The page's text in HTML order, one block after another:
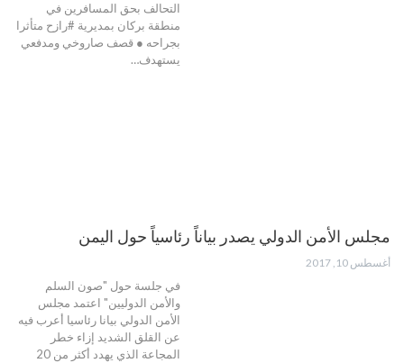
التحالف بحق المسافرين في
منطقة بركان بمديرية #رازح متأثرا
بجراحه ● قصف صاروخي ومدفعي
يستهدف…
مجلس الأمن الدولي يصدر بياناً رئاسياً حول اليمن
أغسطس 10, 2017
في جلسة حول "صون السلم
والأمن الدوليين" اعتمد مجلس
الأمن الدولي بيانا رئاسيا أعرب فيه
عن القلق الشديد إزاء خطر
المجاعة الذي يهدد أكثر من 20